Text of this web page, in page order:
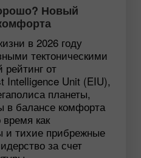
Новый
в 2026 году
тектоническими
от
Intelligence Unit (EIU),
планеты,
в балансе комфорта
как
и тихие прибрежные
за счет